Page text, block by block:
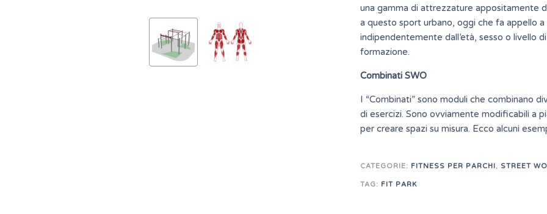
una gamma di attrezzature appositamente
a questo sport urbano, oggi che fa appello
indipendentemente dall’età, sesso o livello di
formazione.
Combinati SWO
I “Combinati” sono moduli che combinano
di esercizi. Sono ovviamente modificabili a
per creare spazi su misura. Ecco alcuni
CATEGORIE: FITNESS PER PARCHI, STREET
TAG: FIT PARK